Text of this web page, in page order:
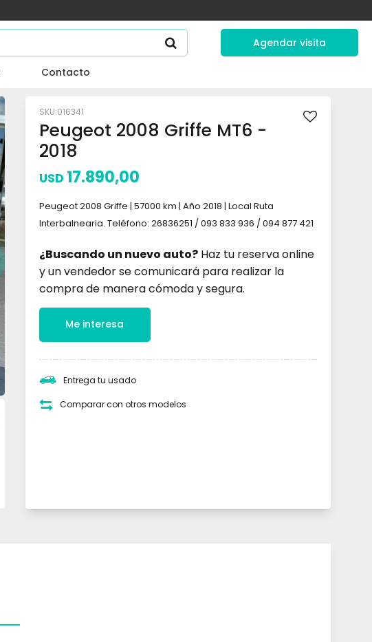
Contacto
Agendar visita
016341
Peugeot 2008 Griffe MT6 -
2018
USD 17.890,00
Peugeot 2008 Griffe | 57000 km | Año 2018 | Local Ruta
Interbalnearia. Teléfono: 26836251 / 093 833 936 / 094 877 421
¿Buscando un nuevo auto? Haz tu reserva online
y un vendedor se comunicará para realizar la
compra de manera cómoda y segura.
Me interesa
Entrega tu usado
Comparar con otros modelos